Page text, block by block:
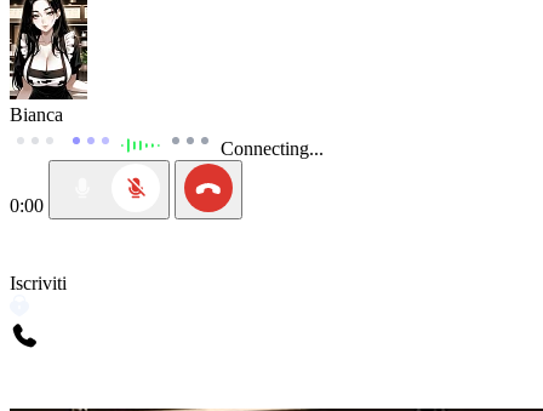
Bianca
Connecting...
0:00
Iscriviti